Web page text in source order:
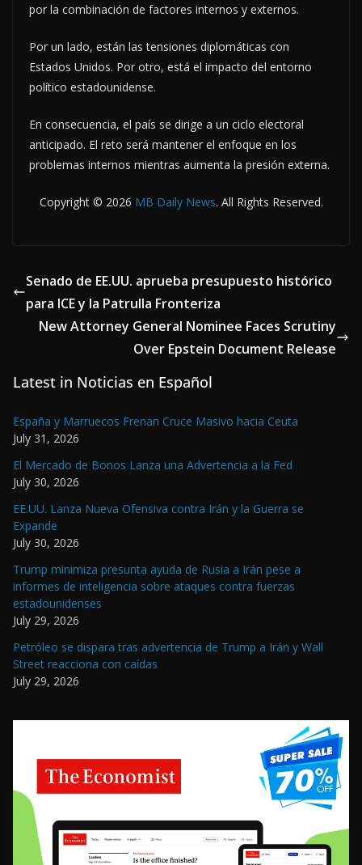
por la combinación de factores internos y externos.
Por un lado, están las tensiones diplomáticas con
Estados Unidos. Por otro, está el impacto del entorno
político estadounidense.
En consecuencia, el país se dirige a un ciclo electoral
anticipado. El reto será mantener el enfoque en los
problemas internos mientras aumenta la presión externa.
Copyright © 2026 MB Daily News. All Rights Reserved.
Senado de EE.UU. aprueba presupuesto histórico
para ICE y la Patrulla Fronteriza
New Attorney General Nominee Faces Scrutiny
Over Epstein Document Release
Latest in Noticias en Español
España y Marruecos Frenan Cruce Masivo hacia Ceuta
July 31, 2026
El Mercado de Bonos Lanza una Advertencia a la Fed
July 30, 2026
EE.UU. Lanza Nueva Ofensiva contra Irán y la Guerra se
Expande
July 30, 2026
Trump minimiza presunta ayuda de Rusia a Irán pese a
informes de inteligencia sobre ataques contra fuerzas
estadounidenses
July 29, 2026
Petróleo se dispara tras advertencia de Trump a Irán y Wall
Street reacciona con caídas
July 29, 2026